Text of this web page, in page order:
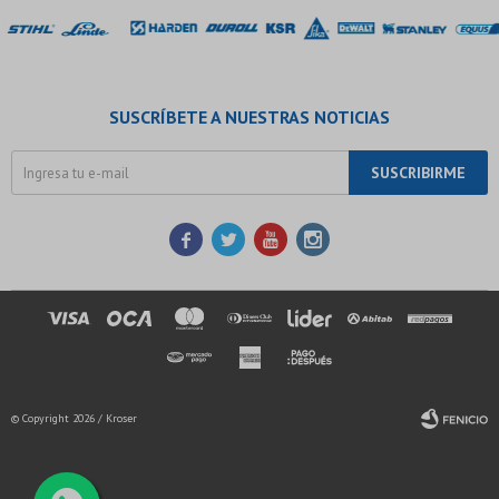
SUSCRÍBETE A NUESTRAS NOTICIAS
SUSCRIBIRME
   
© Copyright 2026 / Kroser